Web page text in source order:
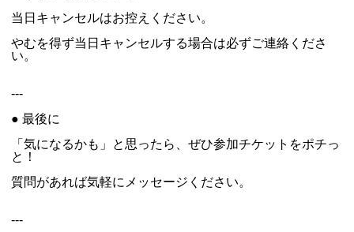
当日キャンセルはお控えください。
やむを得ず当日キャンセルする場合は必ずご連絡くださ
い。
---
● 最後に
「気になるかも」と思ったら、ぜひ参加チケットをポチっ
と！
質問があれば気軽にメッセージください。
---